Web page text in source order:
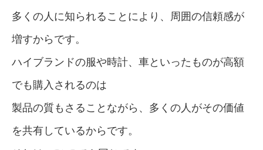
多くの人に知られることにより、周囲の信頼感が
増すからです。
ハイブランドの服や時計、車といったものが高額
でも購入されるのは
製品の質もさることながら、多くの人がその価値
を共有しているからです。